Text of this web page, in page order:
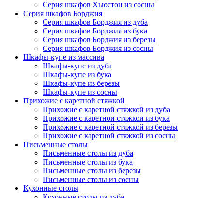
Серия шкафов Хьюстон из сосны
Серия шкафов Борджия
Серия шкафов Борджия из дуба
Серия шкафов Борджия из бука
Серия шкафов Борджия из березы
Серия шкафов Борджия из сосны
Шкафы-купе из массива
Шкафы-купе из дуба
Шкафы-купе из бука
Шкафы-купе из березы
Шкафы-купе из сосны
Прихожие с каретной стяжкой
Прихожие с каретной стяжкой из дуба
Прихожие с каретной стяжкой из бука
Прихожие с каретной стяжкой из березы
Прихожие с каретной стяжкой из сосны
Письменные столы
Письменные столы из дуба
Письменные столы из бука
Письменные столы из березы
Письменные столы из сосны
Кухонные столы